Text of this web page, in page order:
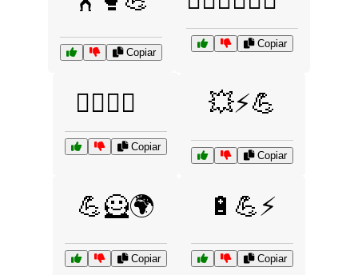
Copiar
Copiar
🏋️‍♂️💪🚀
Copiar
💥⚡💪
Copiar
💪🦸🌍
Copiar
🔋💪⚡
Copiar